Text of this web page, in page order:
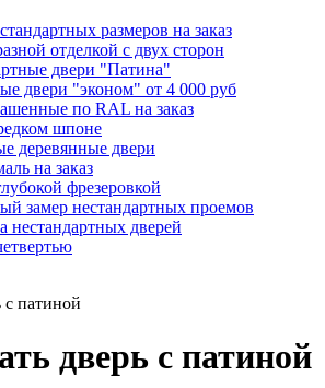
размеров на заказ
отделкой с двух сторон
двери "Патина"
двери "эконом" от 4 000 руб
по RAL на заказ
шпоне
деревянные двери
на заказ
фрезеровкой
замер нестандартных проемов
нестандартных дверей
дверь с патиной